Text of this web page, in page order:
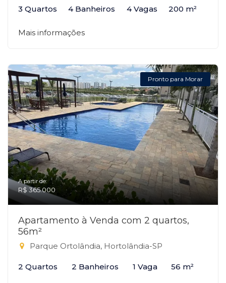
3 Quartos 4 Banheiros 4 Vagas 200 m²
Mais informações
Pronto para Morar
A partir de:
R$ 365.000
Apartamento à Venda com 2 quartos,
56m²
Parque Ortolândia, Hortolândia-SP
2 Quartos 2 Banheiros 1 Vaga 56 m²